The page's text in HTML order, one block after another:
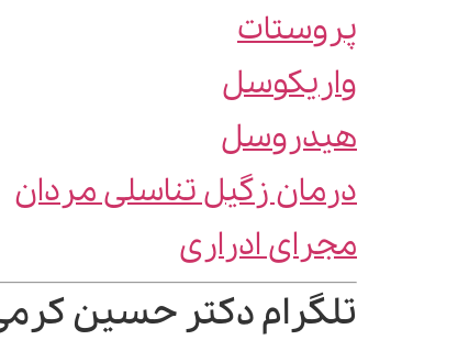
پروستات
واریکوسل
هیدروسل
درمان زگیل تناسلی مردان
مجرای ادراری
تلگرام دکتر حسین